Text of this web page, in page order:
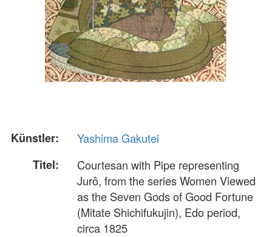
Künstler:
Yashima Gakutei
Titel:
Courtesan with Pipe representing
Jurô, from the series Women Viewed
as the Seven Gods of Good Fortune
(Mitate Shichifukujin), Edo period,
circa 1825